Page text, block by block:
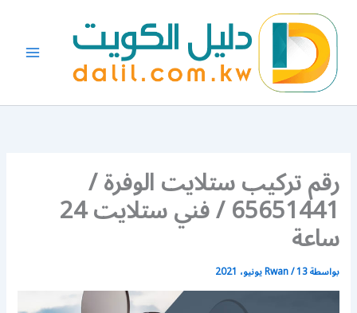
المحتوى
رقم تركيب ستلايت الوفرة /
65651441 / فني ستلايت 24
ساعة
بواسطة Rwan/13 يونيو، 2021